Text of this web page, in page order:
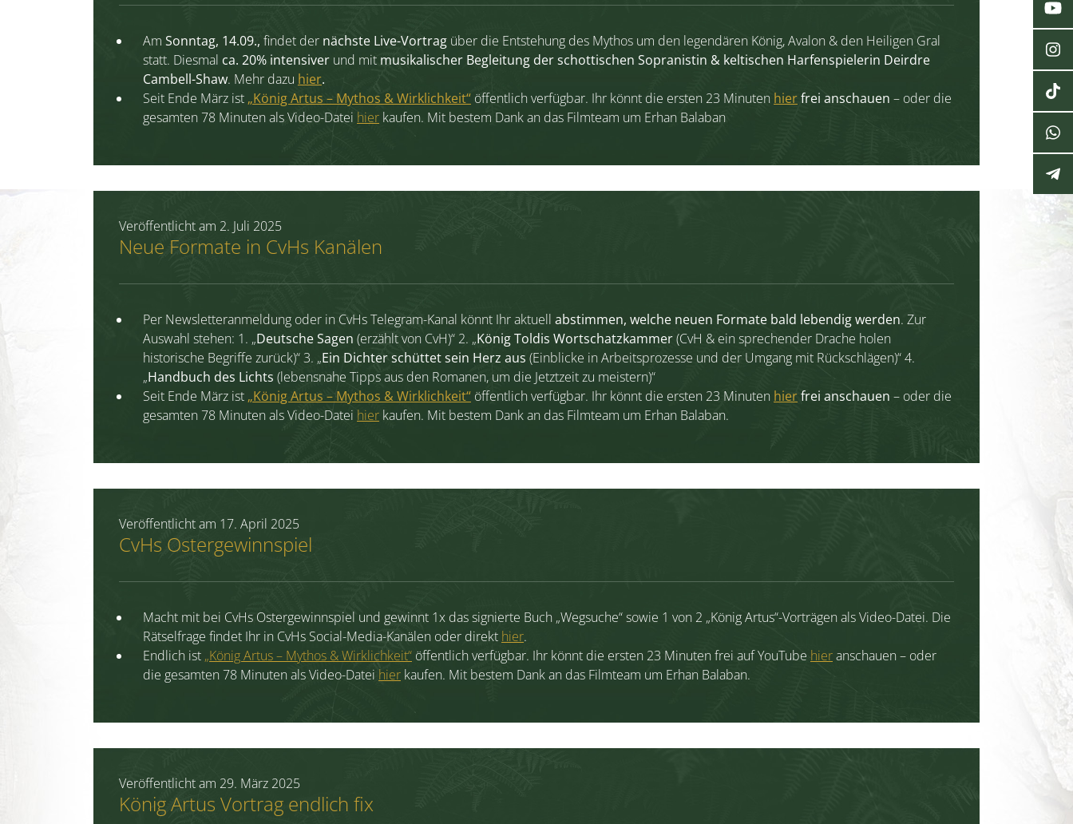
Am Sonntag, 14.09., findet der nächste Live-Vortrag über die Entstehung des Mythos um den legendären König, Avalon & den Heiligen Gral
statt. Diesmal ca. 20% intensiver und mit musikalischer Begleitung der schottischen Sopranistin & keltischen Harfenspielerin Deirdre
Cambell-Shaw. Mehr dazu hier.
Seit Ende März ist „König Artus – Mythos & Wirklichkeit“ öffentlich verfügbar. Ihr könnt die ersten 23 Minuten hierfrei anschauen – oder die
gesamten 78 Minuten als Video-Datei hier kaufen. Mit bestem Dank an das Filmteam um Erhan Balaban
Veröffentlicht am 2. Juli 2025
Neue Formate in CvHs Kanälen
Per Newsletteranmeldung oder in CvHs Telegram-Kanal könnt Ihr aktuell abstimmen, welche neuen Formate bald lebendig werden. Zur
Auswahl stehen: 1. „Deutsche Sagen (erzählt von CvH)“ 2. „König Toldis Wortschatzkammer(CvH & ein sprechender Drache holen
historische Begriffe zurück)“ 3. „Ein Dichter schüttet sein Herz aus (Einblicke in Arbeitsprozesse und der Umgang mit Rückschlägen)“ 4.
„Handbuch des Lichts (lebensnahe Tipps aus den Romanen, um die Jetztzeit zu meistern)“
Seit Ende März ist „König Artus – Mythos & Wirklichkeit“ öffentlich verfügbar. Ihr könnt die ersten 23 Minuten hierfrei anschauen – oder die
gesamten 78 Minuten als Video-Datei hier kaufen. Mit bestem Dank an das Filmteam um Erhan Balaban.
Veröffentlicht am 17. April 2025
CvHs Ostergewinnspiel
Macht mit bei CvHs Ostergewinnspiel und gewinnt 1x das signierte Buch „Wegsuche“ sowie 1 von 2 „König Artus“-Vorträgen als Video-Datei. Die
Rätselfrage findet Ihr in CvHs Social-Media-Kanälen oder direkt hier.
Endlich ist „König Artus – Mythos & Wirklichkeit“ öffentlich verfügbar. Ihr könnt die ersten 23 Minuten frei auf YouTube hieranschauen – oder
die gesamten 78 Minuten als Video-Datei hier kaufen. Mit bestem Dank an das Filmteam um Erhan Balaban.
Veröffentlicht am 29. März 2025
König Artus Vortrag endlich fix